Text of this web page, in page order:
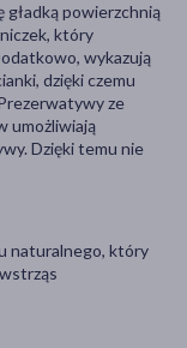
powierzchnią
który
wykazują
dzięki czemu
ze
umożliwiają
Dzięki temu nie
naturalnego, który